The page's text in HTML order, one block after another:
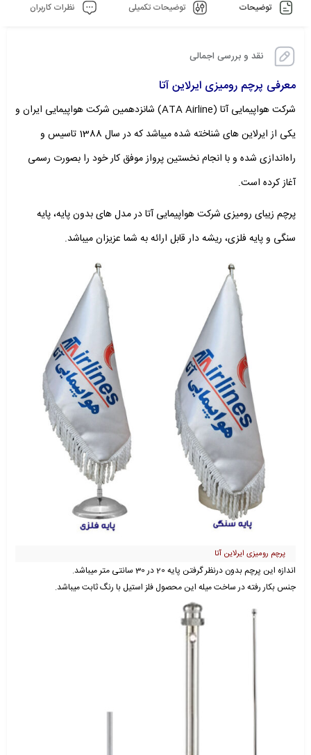
توضیحات توضیحات تکمیلی نظرات کاربران
نقد و بررسی اجمالی
معرفی پرچم رومیزی ایرلاین آتا
شرکت هواپیمایی آتا (ATA Airline) شانزدهمین شرکت هواپیمایی ایران و
یکی از ایرلاین های شناخته شده میباشد که در سال 1388 تاسیس و
راه‌اندازی شده و با انجام نخستین پرواز موفق کار خود را بصورت رسمی
آغاز کرده است.
پرچم زیبای رومیزی شرکت هواپیمایی آتا در مدل های بدون پایه، پایه
سنگی و پایه فلزی، ریشه دار قابل ارائه به شما عزیزان میباشد.
پرچم رومیزی ایرلاین آتا
اندازه این پرچم بدون درنظر گرفتن پایه 20 در 30 سانتی متر میباشد.
جنس بکار رفته در ساخت میله این محصول فلز استیل با رنگ ثابت میباشد.